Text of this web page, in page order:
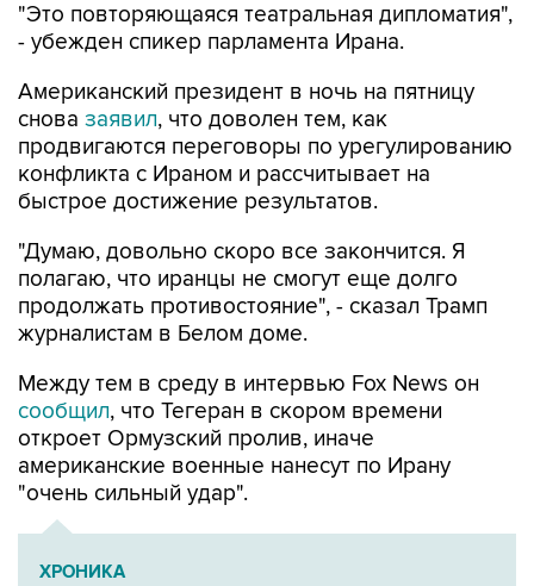
"Это повторяющаяся театральная дипломатия",
- убежден спикер парламента Ирана.
Американский президент в ночь на пятницу
снова заявил, что доволен тем, как
продвигаются переговоры по урегулированию
конфликта с Ираном и рассчитывает на
быстрое достижение результатов.
"Думаю, довольно скоро все закончится. Я
полагаю, что иранцы не смогут еще долго
продолжать противостояние", - сказал Трамп
журналистам в Белом доме.
Между тем в среду в интервью Fox News он
сообщил, что Тегеран в скором времени
откроет Ормузский пролив, иначе
американские военные нанесут по Ирану
"очень сильный удар".
ХРОНИКА